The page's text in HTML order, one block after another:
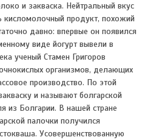
и закваска. Нейтральный вкус
кисломолочный продукт, похожий
давно: впервые он появился
виде йогурт вывели в
ученый Стамен Григоров
организмов, делающих
производство. По этой
и называют болгарской
из Болгарии. В нашей стране
палочки получился
Усовершенствованную